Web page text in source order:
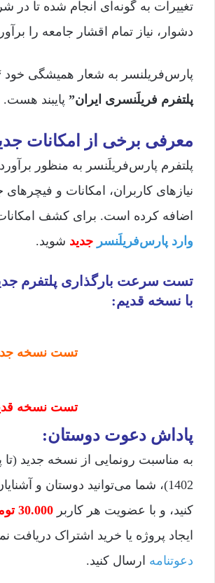
تغییرات به گونه‌ای انجام شده تا در
دشوار، نیاز تمام اقشار جامعه را
پارس‌فریلنسر به شعار همیشگی خود
پلتفرم فریلَنسری ایران” پایبند هست.
معرفی برخی از امکانات
پلتفرم پارس‌فریلَنسر به منظور
نیازهای کاربران، امکانات و فیچرهای
اضافه کرده است. برای کشف امکانات
وارد پارس‌فریلَنسر جدید شوید.
تست سرعت بارگذاری پلتفرم
با نسخه قدیم:
تست نسخه
تست نسخه
پاداش دعوت دوستان:
به مناسبت رونمایی از نسخه جدید (تا
1402)، شما می‌توانید دوستان و
کنید، و با عضویت هر کاربر 30.000 تومان
ایجاد پروژه یا خرید اشتراک دریافت
دعوتنامه ارسال کنید.